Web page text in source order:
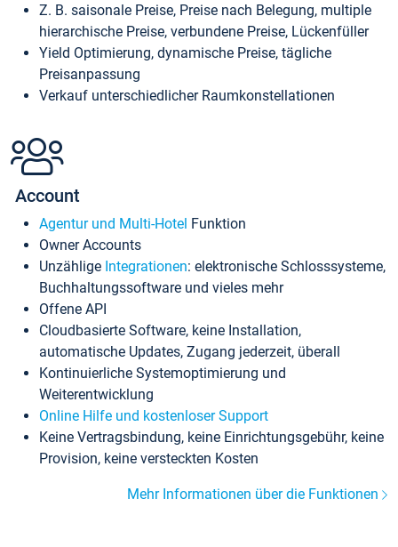
Z. B. saisonale Preise, Preise nach Belegung, multiple
hierarchische Preise, verbundene Preise, Lückenfüller
Yield Optimierung, dynamische Preise, tägliche
Preisanpassung
Verkauf unterschiedlicher Raumkonstellationen
Account
Agentur und Multi-Hotel Funktion
Owner Accounts
Unzählige Integrationen: elektronische Schlosssysteme,
Buchhaltungssoftware und vieles mehr
Offene API
Cloudbasierte Software, keine Installation,
automatische Updates, Zugang jederzeit, überall
Kontinuierliche Systemoptimierung und
Weiterentwicklung
Online Hilfe und kostenloser Support
Keine Vertragsbindung, keine Einrichtungsgebühr, keine
Provision, keine versteckten Kosten
Mehr Informationen über die Funktionen